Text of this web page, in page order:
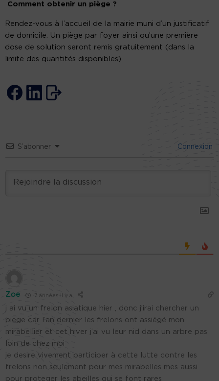
Comment obtenir un piège ?
Rendez-vous à l’accueil de la mairie muni d’un justificatif
de domicile. Un piège par foyer ainsi qu’une première
dose de solution seront remis gratuitement (dans la
limite des quantités disponibles).
S’abonner Connexion
Zoe 7 années il y a
j ai vu un frelon asiatique hier , donc j’irai chercher un
piege car l’an dernier les frelons ont assiégé mon
mirabellier et cet hiver j’ai vu leur nid dans un arbre pas
loin de chez moi
je desire vivement participer à cette lutte contre les
frelons non seulement pour mes mirabelles mes aussi
pour proteger les abeilles qui se font rares